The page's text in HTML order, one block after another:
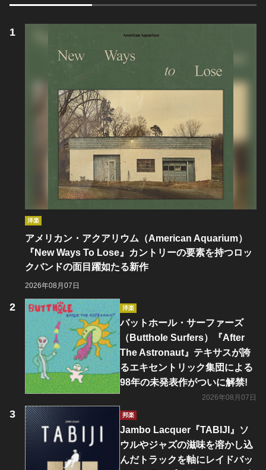
洋楽
アメリカン・アクアリウム（American Aquarium）
『New Ways To Lose』カントリーの要素を持つロッ
クバンドの面目躍如たる新作
2026年08月07日
洋楽
バットホール・サーファーズ
（Butthole Surfers）『After
The Astronaut』テキサスが誇
るエキセントリック集団による
98年の未発表作がついに解禁!
2026年08月07日
邦楽
Jambo Lacquer『TABIJI』ソ
ウルやジャズの滋味を溶かし込
んだトラックを軸にレイドバッ